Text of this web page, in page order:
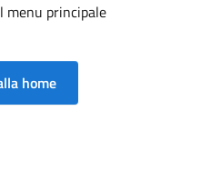
principale
home